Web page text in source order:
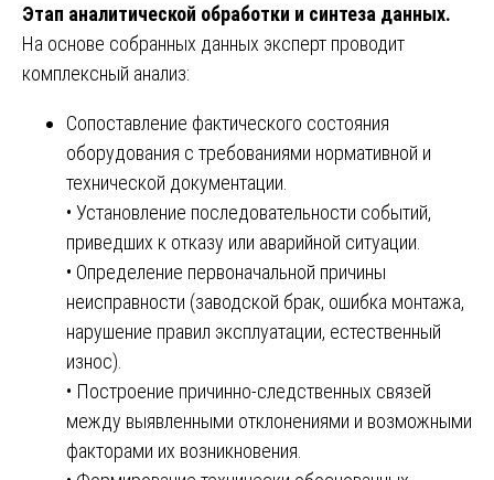
Этап аналитической обработки и синтеза данных.
На основе собранных данных эксперт проводит
комплексный анализ:
Сопоставление фактического состояния
оборудования с требованиями нормативной и
технической документации.
• Установление последовательности событий,
приведших к отказу или аварийной ситуации.
• Определение первоначальной причины
неисправности (заводской брак, ошибка монтажа,
нарушение правил эксплуатации, естественный
износ).
• Построение причинно-следственных связей
между выявленными отклонениями и возможными
факторами их возникновения.